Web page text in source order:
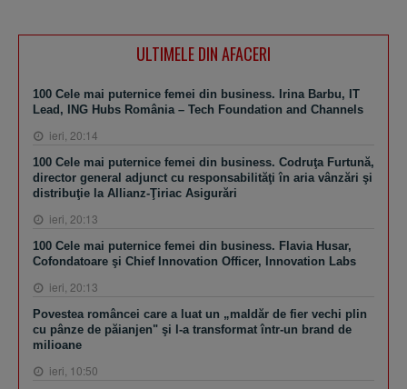
ULTIMELE DIN AFACERI
100 Cele mai puternice femei din business. Irina Barbu, IT
Lead, ING Hubs România – Tech Foundation and Channels
ieri, 20:14
100 Cele mai puternice femei din business. Codruţa Furtună,
director general adjunct cu responsabilităţi în aria vânzări şi
distribuţie la Allianz-Ţiriac Asigurări
ieri, 20:13
100 Cele mai puternice femei din business. Flavia Husar,
Cofondatoare şi Chief Innovation Officer, Innovation Labs
ieri, 20:13
Povestea româncei care a luat un „maldăr de fier vechi plin
cu pânze de păianjen" şi l-a transformat într-un brand de
milioane
ieri, 10:50